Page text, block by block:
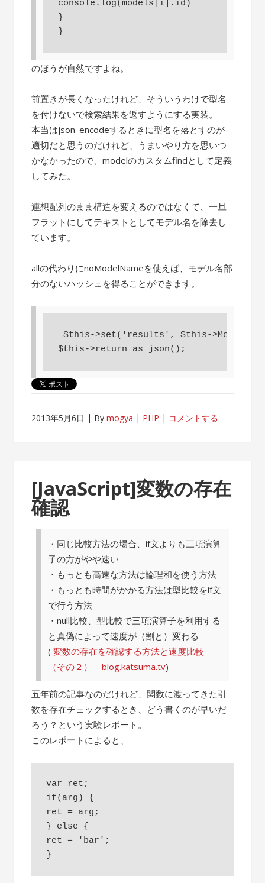
console.log(models[i].id)
}
}
のほうが自然ですよね。
前置きが長くなったけれど、そういうわけで型名
を付けないで検索結果を返すようにする実装。
本当はjson_encodeするときに型名を落とすのが
適切だと思うのだけれど、うまいやり方を思いつ
かなかったので、modelのカスタムfindとして定義
してみた。
連想配列のまま構造を変えるのではなくて、一旦
フラットにしてテキストとしてモデル名を除去し
ています。
allの代わりにnoModelNameを使えば、モデル名部
分のないハッシュを得ることができます。
$this->set('results', $this->Model-
$this->return_as_json();
2013年5月6日 Bymogya PHP コメントする
[JavaScript]変数の存在
確認
・同じ比較方法の場合、if文よりも三項演算
子の方がやや速い
・もっとも高速な方法は論理和を使う方法
・もっとも時間がかかる方法は型比較をif文
で行う方法
・null比較、型比較で三項演算子を利用する
と真偽によって速度が（割と）変わる
(変数の存在を確認する方法と速度比較
（その２） – blog.katsuma.tv)
五年前の記事なのだけれど、関数に渡ってきた引
数を存在チェックするとき、どう書くのが早いだ
ろう？という実験レポート。
このレポートによると、
var ret;
if(arg) {
ret = arg;
} else {
ret = 'bar';